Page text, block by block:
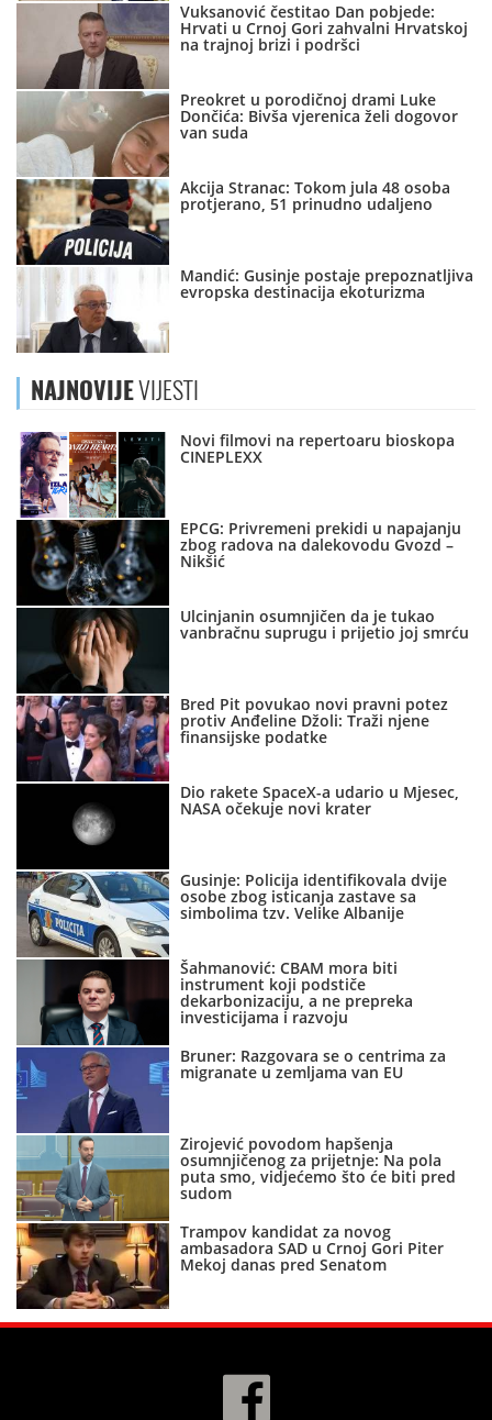
Vuksanović čestitao Dan pobjede:
Hrvati u Crnoj Gori zahvalni Hrvatskoj
na trajnoj brizi i podršci
Preokret u porodičnoj drami Luke
Dončića: Bivša vjerenica želi dogovor
van suda
Akcija Stranac: Tokom jula 48 osoba
protjerano, 51 prinudno udaljeno
Mandić: Gusinje postaje prepoznatljiva
evropska destinacija ekoturizma
NAJNOVIJEVIJESTI
Novi filmovi na repertoaru bioskopa
CINEPLEXX
EPCG: Privremeni prekidi u napajanju
zbog radova na dalekovodu Gvozd –
Nikšić
Ulcinjanin osumnjičen da je tukao
vanbračnu suprugu i prijetio joj smrću
Bred Pit povukao novi pravni potez
protiv Anđeline Džoli: Traži njene
finansijske podatke
Dio rakete SpaceX-a udario u Mjesec,
NASA očekuje novi krater
Gusinje: Policija identifikovala dvije
osobe zbog isticanja zastave sa
simbolima tzv. Velike Albanije
Šahmanović: CBAM mora biti
instrument koji podstiče
dekarbonizaciju, a ne prepreka
investicijama i razvoju
Bruner: Razgovara se o centrima za
migranate u zemljama van EU
Zirojević povodom hapšenja
osumnjičenog za prijetnje: Na pola
puta smo, vidjećemo što će biti pred
sudom
Trampov kandidat za novog
ambasadora SAD u Crnoj Gori Piter
Mekoj danas pred Senatom